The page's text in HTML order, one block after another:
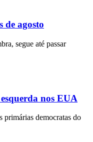
de agosto
segue até passar
nos EUA
democratas do